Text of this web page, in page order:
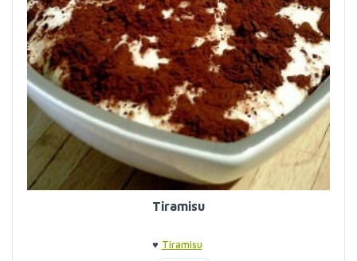
Tiramisu
♥ Tiramisu